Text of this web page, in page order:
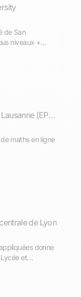
de San
niveaux +
Ecole Polytechnique Fédérale de Lausanne (EPFL)
maths en ligne
de Lyon
donne
et